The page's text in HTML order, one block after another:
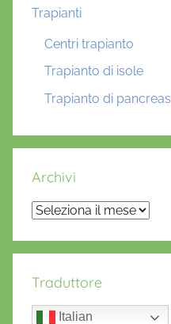
Trapianti
Centri trapianto
Trapianto di isole
Trapianto di pancreas
Archivi
Archivi
Traduttore
Italian